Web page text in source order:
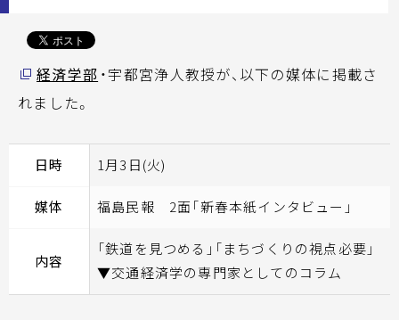
経済学部 ・宇都宮浄人教授が、以下の媒体に掲載さ
れました。
日時 1月3日(火)
媒体 福島民報 2面「新春本紙インタビュー」
内容
「鉄道を見つめる」「まちづくりの視点必要」
▼交通経済学の専門家としてのコラム